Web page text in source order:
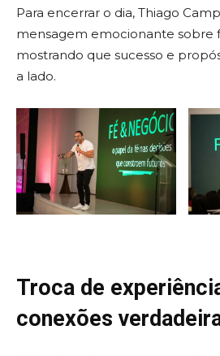
Para encerrar o dia, Thiago
mensagem emocionante sobre
mostrando que sucesso e
a lado.
Troca de
conexões